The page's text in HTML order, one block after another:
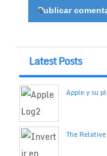
e
Latest Posts
Apple y su
The